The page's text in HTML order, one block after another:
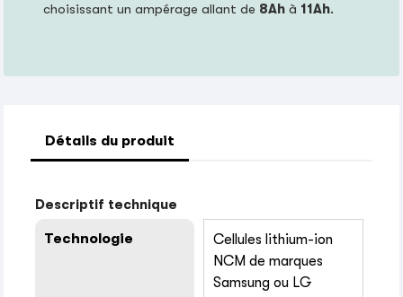
choisissant un ampérage allant de 8Ah à 11Ah.
Détails du produit
Descriptif technique
Technologie
Cellules lithium-ion
NCM de marques
Samsung ou LG